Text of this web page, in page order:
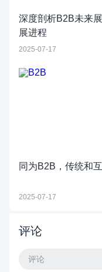
深度剖析B2B未来
展进程
2025-07-17
同为B2B，传统和
2025-07-17
评论
评论